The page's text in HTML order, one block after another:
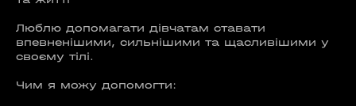
Люблю допомагати дівчатам ставати
впевненішими, сильнішими та щасливішими у
своєму тілі.
Чим я можу допомогти: